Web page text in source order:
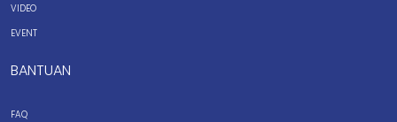
VIDEO
EVENT
BANTUAN
FAQ